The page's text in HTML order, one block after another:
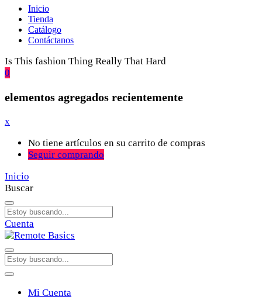
Inicio
Tienda
Catálogo
Contáctanos
Is This fashion Thing Really That Hard
0
elementos agregados recientemente
x
No tiene artículos en su carrito de compras
Seguir comprando
Inicio
Buscar
Cuenta
Mi Cuenta